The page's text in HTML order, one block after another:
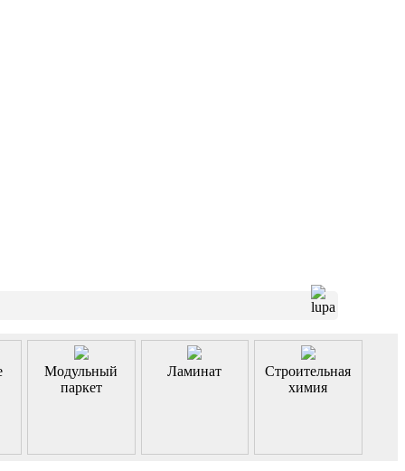
Модульный
паркет
Ламинат
Строительная
химия